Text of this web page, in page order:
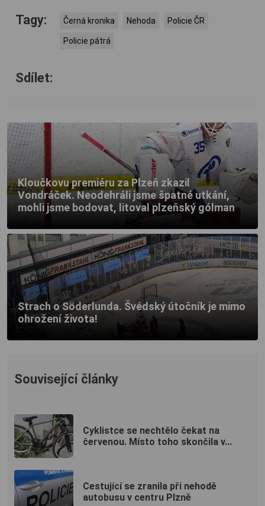
Tagy: Černá kronika Nehoda Policie ČR
Policie pátrá
Sdílet:
Kloučkovu premiéru za Plzeň zkazil
Vondráček. Neodehráli jsme špatné utkání,
mohli jsme bodovat, litoval plzeňský gólman
Strach o Söderlunda. Švédský útočník je mimo
ohrožení života!
Související články
Cyklistce se nechtělo čekat na
červenou. Místo toho skončila v...
Cestující se zranila při nehodě
autobusu v centru Plzně